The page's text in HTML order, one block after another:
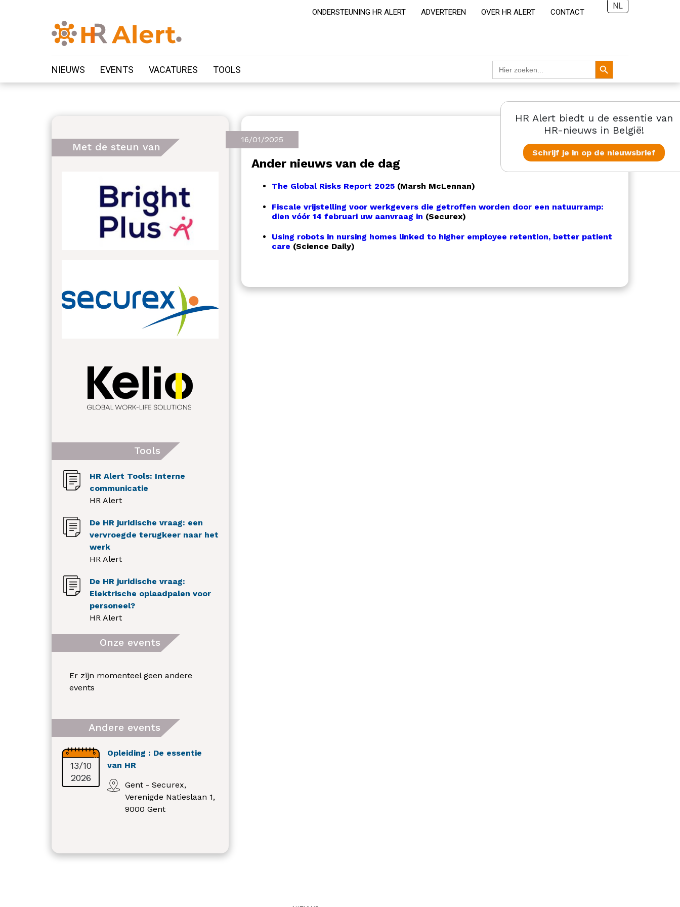
ONDERSTEUNING HR ALERT ADVERTEREN OVER HR ALERT CONTACT
NL
NIEUWS EVENTS VACATURES TOOLS
Zoek
naar:
Zoekknop
Met de steun van
Tools
HR Alert Tools: Interne
communicatie
HR Alert
De HR juridische vraag: een
vervroegde terugkeer naar het
werk
HR Alert
De HR juridische vraag:
Elektrische oplaadpalen voor
personeel?
HR Alert
Onze events
Er zijn momenteel geen andere
events
Andere events
13/10
2026
Opleiding : De essentie
van HR
Gent - Securex,
Verenigde Natieslaan 1,
9000 Gent
HR Alert biedt u de essentie van
HR-nieuws in België!
Schrijf je in op de nieuwsbrief
16/01/2025
Ander nieuws van de dag
The Global Risks Report 2025 (Marsh McLennan)
Fiscale vrijstelling voor werkgevers die getroffen worden door een natuurramp:
dien vóór 14 februari uw aanvraag in (Securex)
Using robots in nursing homes linked to higher employee retention, better patient
care (Science Daily)